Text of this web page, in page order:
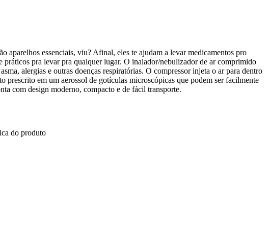
aparelhos essenciais, viu? Afinal, eles te ajudam a levar medicamentos pro
práticos pra levar pra qualquer lugar. O inalador/nebulizador de ar comprimido
alergias e outras doenças respiratórias. O compressor injeta o ar para dentro
em um aerossol de gotículas microscópicas que podem ser facilmente
com design moderno, compacto e de fácil transporte.
do produto